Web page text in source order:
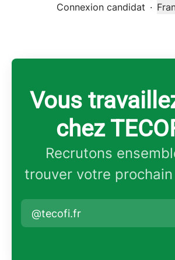
Connexion candidat ·
Vous
chez
Recrutons
trouver votre
@tecofi.fr